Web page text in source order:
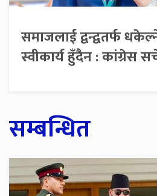
समाजलाई द्वन्द्वतर्फ
स्वीकार्य हुँदैन : कांग्रेस
सम्बन्धित